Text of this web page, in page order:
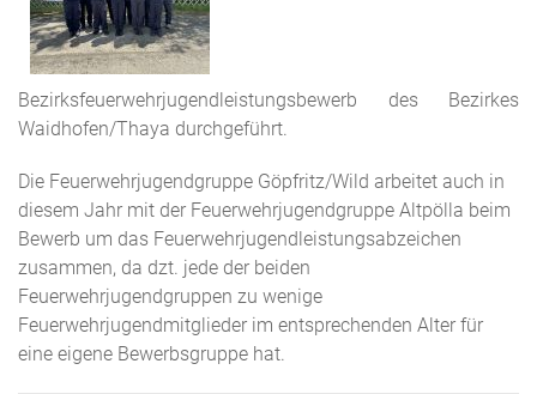
Bezirksfeuerwehrjugendleistungsbewerb des Bezirkes
Waidhofen/Thaya durchgeführt.
Die Feuerwehrjugendgruppe Göpfritz/Wild arbeitet auch in
diesem Jahr mit der Feuerwehrjugendgruppe Altpölla beim
Bewerb um das Feuerwehrjugendleistungsabzeichen
zusammen, da dzt. jede der beiden
Feuerwehrjugendgruppen zu wenige
Feuerwehrjugendmitglieder im entsprechenden Alter für
eine eigene Bewerbsgruppe hat.